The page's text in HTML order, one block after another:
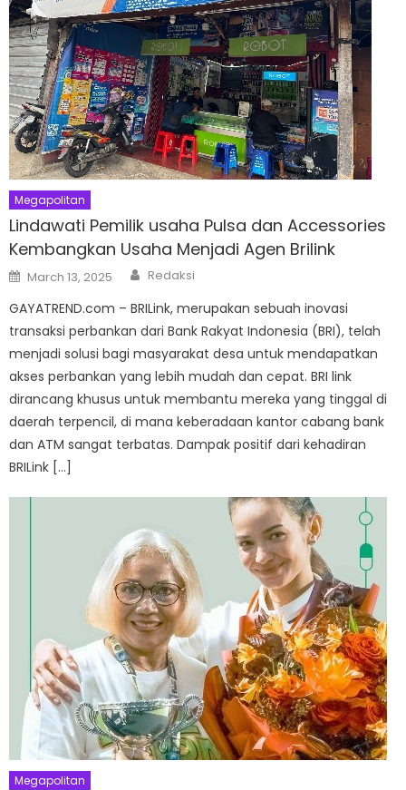
Megapolitan
Lindawati Pemilik usaha Pulsa dan Accessories
Kembangkan Usaha Menjadi Agen Brilink
Posted
on
March 13, 2025 Author
Redaksi
GAYATREND.com – BRILink, merupakan sebuah inovasi
transaksi perbankan dari Bank Rakyat Indonesia (BRI), telah
menjadi solusi bagi masyarakat desa untuk mendapatkan
akses perbankan yang lebih mudah dan cepat. BRI link
dirancang khusus untuk membantu mereka yang tinggal di
daerah terpencil, di mana keberadaan kantor cabang bank
dan ATM sangat terbatas. Dampak positif dari kehadiran
BRILink […]
Megapolitan